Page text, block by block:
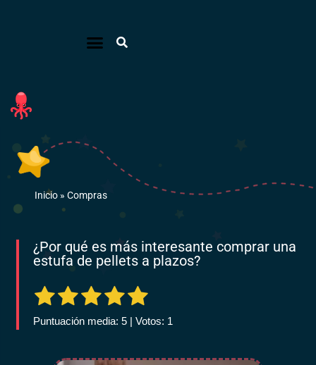
Inicio »Compras
¿Por qué es más interesante comprar una
estufa de pellets a plazos?
Puntuación media: 5 | Votos: 1